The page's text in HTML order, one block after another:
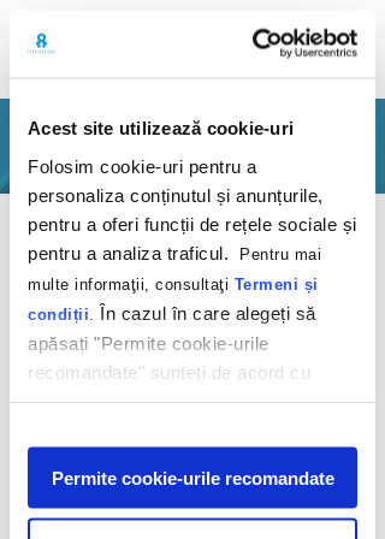
Acest site utilizează cookie-uri
Folosim cookie-uri pentru a
personaliza conținutul și anunțurile,
pentru a oferi funcții de rețele sociale și
pentru a analiza traficul.
Pentru mai
multe informaţii, consultaţi Termeni și
condiții În cazul în care alegeți să
apăsați "Permite cookie-urile
recomandate" sunteți de acord cu
utilizarea modulelor noastre cookie.
Afişare
Permite cookie-urile recomandate
PORTFOLIO
Back
Perfect black
unveils nature's
perfection
LG